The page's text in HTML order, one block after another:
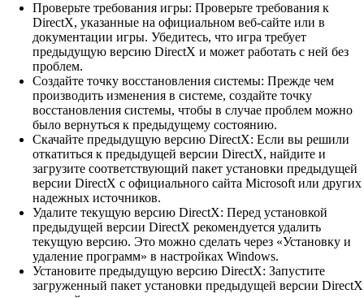
Проверьте требования игры: Проверьте требования к
DirectX, указанные на официальном веб-сайте или в
документации игры. Убедитесь, что игра требует
предыдущую версию DirectX и может работать с ней без
проблем.
Создайте точку восстановления системы: Прежде чем
производить изменения в системе, создайте точку
восстановления системы, чтобы в случае проблем можно
было вернуться к предыдущему состоянию.
Скачайте предыдущую версию DirectX: Если вы решили
откатиться к предыдущей версии DirectX, найдите и
загрузите соответствующий пакет установки предыдущей
версии DirectX с официального сайта Microsoft или других
надежных источников.
Удалите текущую версию DirectX: Перед установкой
предыдущей версии DirectX рекомендуется удалить
текущую версию. Это можно сделать через «Установку и
удаление программ» в настройках Windows.
Установите предыдущую версию DirectX: Запустите
загруженный пакет установки предыдущей версии DirectX